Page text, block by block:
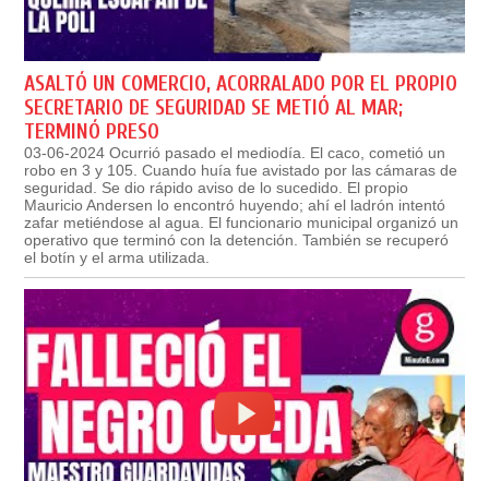
ASALTÓ UN COMERCIO, ACORRALADO POR EL PROPIO
SECRETARIO DE SEGURIDAD SE METIÓ AL MAR;
TERMINÓ PRESO
03-06-2024 Ocurrió pasado el mediodía. El caco, cometió un
robo en 3 y 105. Cuando huía fue avistado por las cámaras de
seguridad. Se dio rápido aviso de lo sucedido. El propio
Mauricio Andersen lo encontró huyendo; ahí el ladrón intentó
zafar metiéndose al agua. El funcionario municipal organizó un
operativo que terminó con la detención. También se recuperó
el botín y el arma utilizada.